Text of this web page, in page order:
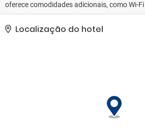
oferece comodidades adicionais, como Wi-
para piquenique.. Estacionamento grátis
disponível no local..
Localização do hotel